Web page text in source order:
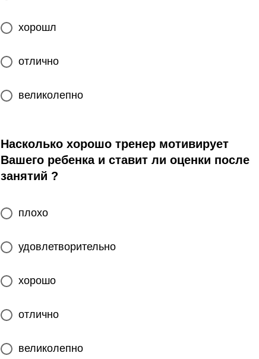
хорошл
отлично
великолепно
Насколько хорошо тренер мотивирует
Вашего ребенка и ставит ли оценки после
занятий ?
плохо
удовлетворительно
хорошо
отлично
великолепно